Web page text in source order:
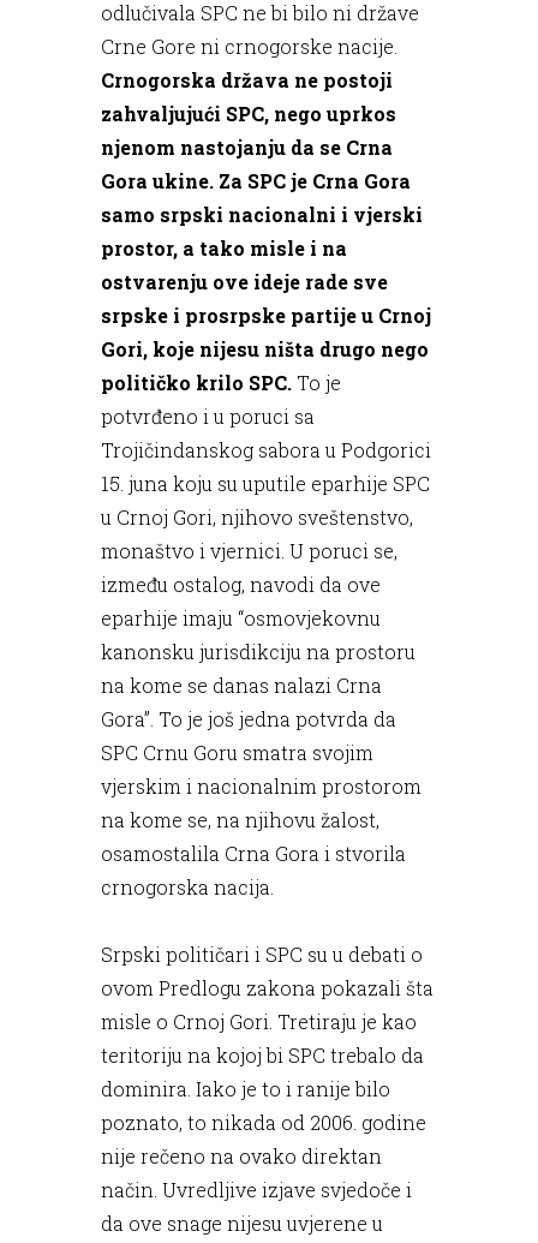
odlučivala SPC ne bi bilo ni države
Crne Gore ni crnogorske nacije.
Crnogorska država ne postoji
zahvaljujući SPC, nego uprkos
njenom nastojanju da se Crna
Gora ukine. Za SPC je Crna Gora
samo srpski nacionalni i vjerski
prostor, a tako misle i na
ostvarenju ove ideje rade sve
srpske i prosrpske partije u Crnoj
Gori, koje nijesu ništa drugo nego
političko krilo SPC. To je
potvrđeno i u poruci sa
Trojičindanskog sabora u Podgorici
15. juna koju su uputile eparhije SPC
u Crnoj Gori, njihovo sveštenstvo,
monaštvo i vjernici. U poruci se,
između ostalog, navodi da ove
eparhije imaju “osmovjekovnu
kanonsku jurisdikciju na prostoru
na kome se danas nalazi Crna
Gora”. To je još jedna potvrda da
SPC Crnu Goru smatra svojim
vjerskim i nacionalnim prostorom
na kome se, na njihovu žalost,
osamostalila Crna Gora i stvorila
crnogorska nacija.
Srpski političari i SPC su u debati o
ovom Predlogu zakona pokazali šta
misle o Crnoj Gori. Tretiraju je kao
teritoriju na kojoj bi SPC trebalo da
dominira. Iako je to i ranije bilo
poznato, to nikada od 2006. godine
nije rečeno na ovako direktan
način. Uvredljive izjave svjedoče i
da ove snage nijesu uvjerene u